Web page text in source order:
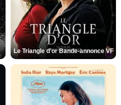
Le Triangle d'or Bande-annonce VF